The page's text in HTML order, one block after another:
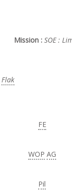
Mission : SOE :
Flak
FE
WOP AG
Pil